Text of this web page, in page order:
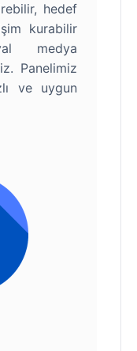
hedef
kurabilir
medya
Panelimiz
ve uygun